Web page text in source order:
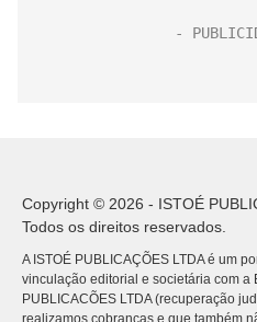
Copyright © 2026 - ISTOÉ
Todos os direitos reservados.
A ISTOÉ PUBLICAÇÕES LTDA é um
vinculação editorial e societária com a
PUBLICACÕES LTDA (recuperação
realizamos cobranças e que também